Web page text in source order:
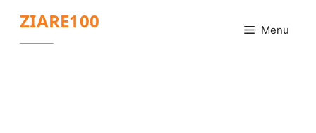
conținut
ZIARE100 Menu